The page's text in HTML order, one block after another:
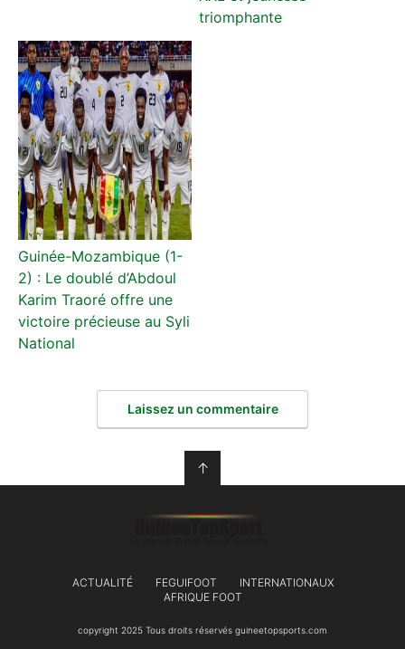
triomphante
Guinée-Mozambique (1-
2) : Le doublé d’Abdoul
Karim Traoré offre une
victoire précieuse au Syli
National
Laissez un commentaire
↑
ACTUALITÉ FEGUIFOOT
INTERNATIONAUX
AFRIQUE FOOT
copyright 2025 Tous droits réservés guineetopsports.com